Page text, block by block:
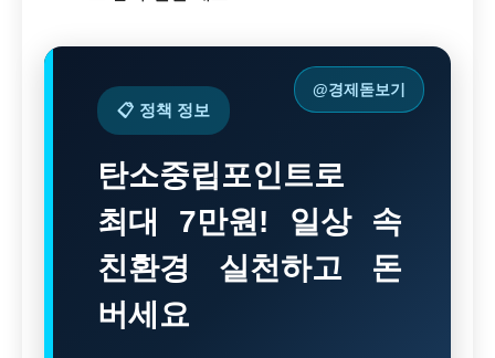
@경제돋보기
📋 정책 정보
탄소중립포인트로
최대 7만원! 일상 속
친환경 실천하고 돈
버세요